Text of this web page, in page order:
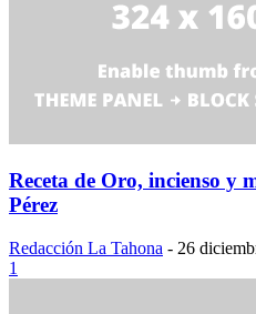
Receta de Oro, incienso y
Pérez
Redacción La Tahona - 26
1